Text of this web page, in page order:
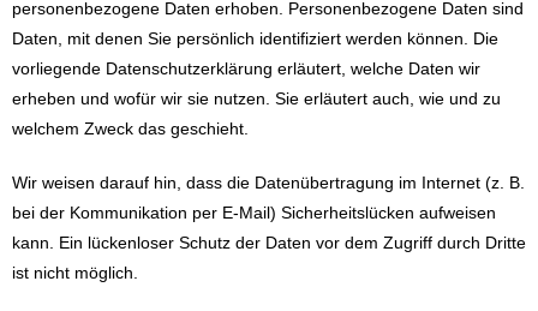
personenbezogene Daten erhoben. Personenbezogene Daten sind
Daten, mit denen Sie persönlich identifiziert werden können. Die
vorliegende Datenschutzerklärung erläutert, welche Daten wir
erheben und wofür wir sie nutzen. Sie erläutert auch, wie und zu
welchem Zweck das geschieht.
Wir weisen darauf hin, dass die Datenübertragung im Internet (z. B.
bei der Kommunikation per E-Mail) Sicherheitslücken aufweisen
kann. Ein lückenloser Schutz der Daten vor dem Zugriff durch Dritte
ist nicht möglich.